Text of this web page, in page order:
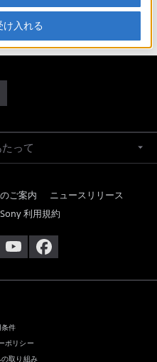
って
ご案内
ニュースリリース
利用規約
条件
ポリシー
取り組み
け入れる